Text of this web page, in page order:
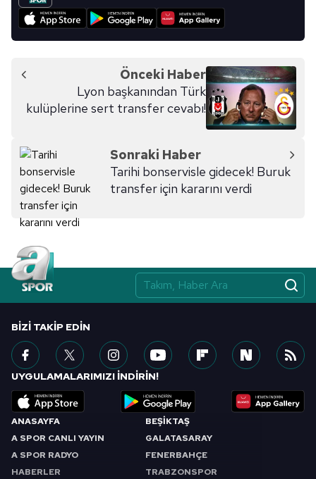
Önceki Haber
Lyon başkanından Türk
kulüplerine sert transfer cevabı!
Sonraki Haber
Tarihi bonservisle gidecek! Buruk
transfer için kararını verdi
ANASAYFA
A SPOR CANLI YAYIN
A SPOR RADYO
HABERLER
BEŞİKTAŞ
GALATASARAY
FENERBAHÇE
TRABZONSPOR
BIZI TAKIP EDIN
UYGULAMALARIMIZI İNDİRİN!